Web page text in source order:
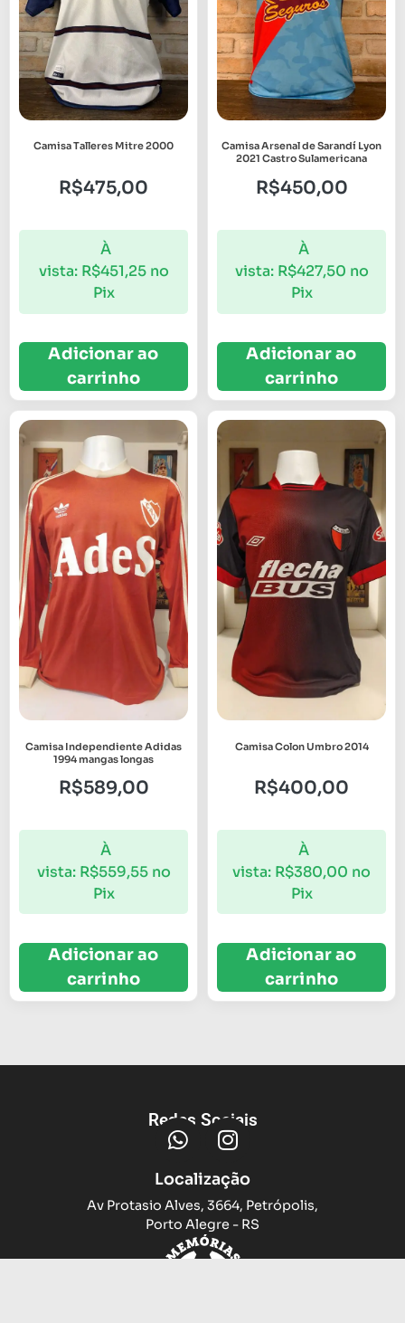
Camisa Talleres Mitre 2000
R$475,00
À
vista: R$451,25 no
Pix
Adicionar ao
carrinho
Camisa Arsenal de Sarandí Lyon
2021 Castro Sulamericana
R$450,00
À
vista: R$427,50 no
Pix
Adicionar ao
carrinho
Camisa Independiente Adidas
1994 mangas longas
R$589,00
À
vista: R$559,55 no
Pix
Adicionar ao
carrinho
Camisa Colon Umbro 2014
R$400,00
À
vista: R$380,00 no
Pix
Adicionar ao
carrinho
Redes Sociais
Localização
Av Protasio Alves, 3664, Petrópolis,
Porto Alegre - RS